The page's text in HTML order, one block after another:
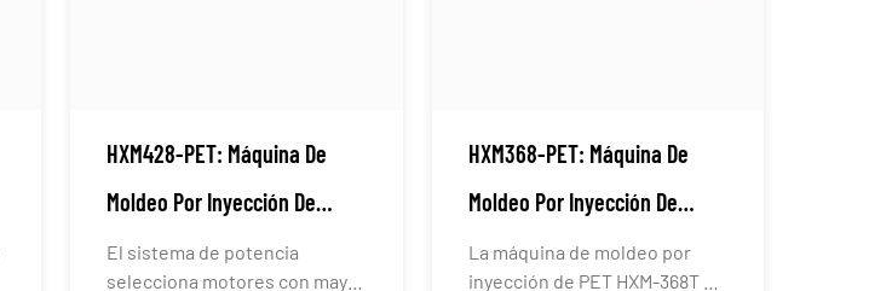
HXM428-PET: Máquina De
Moldeo Por Inyección De
Preformas De PET
El sistema de potencia
selecciona motores con mayor
HXM368-PET: Máquina De
Moldeo Por Inyección De
Preformas De PET
La máquina de moldeo por
inyección de PET HXM-368T es